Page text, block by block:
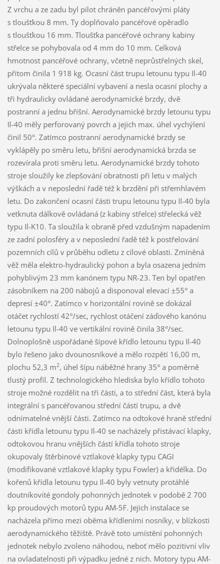
Z vrchu a ze zadu byl pilot chráněn pancéřovými pláty
s tloušťkou 8 mm. Ty doplňovalo pancéřové opěradlo
s tloušťkou 16 mm. Tloušťka pancéřové ochrany kabiny
střelce se pohybovala od 4 mm do 10 mm. Celková
hmotnost pancéřové ochrany, včetně neprůstřelných skel,
přitom činila 1 918 kg. Ocasní část trupu letounu typu Il-40
ukrývala některé speciální vybavení a nesla ocasní plochy a
tři hydraulicky ovládané aerodynamické brzdy, dvě
postranní a jednu břišní. Aerodynamické brzdy letounu typu
Il-40 měly perforovaný povrch a jejich max. úhel vychýlení
činil 50°. Zatímco postranní aerodynamické brzdy se
vyklápěly po směru letu, břišní aerodynamická brzda se
rozevírala proti směru letu. Aerodynamické brzdy tohoto
stroje sloužily ke zlepšování obratnosti při letu v malých
výškách a v neposlední řadě též k brzdění při střemhlavém
letu. Do zakončení ocasní části trupu letounu typu Il-40 byla
vetknuta dálkově ovládaná (z kabiny střelce) střelecká věž
typu Il-K10. Ta sloužila k obraně před vzdušným napadením
ze zadní polosféry a v neposlední řadě též k postřelování
pozemních cílů v průběhu odletu z cílové oblasti. Zmíněná
věž měla elektro-hydraulický pohon a byla osazena jedním
pohyblivým 23 mm kanónem typu NR-23. Ten byl opatřen
zásobníkem na 200 nábojů a disponoval elevací ±55° a
depresí ±40°. Zatímco v horizontální rovině se dokázal
otáčet rychlostí 42°/sec, rychlost otáčení záďového kanónu
letounu typu Il-40 ve vertikální rovině činila 38°/sec.
Dolnoplošně uspořádané šípové křídlo letounu typu Il-40
bylo řešeno jako dvounosníkové a mělo rozpětí 16,00 m,
plochu 52,3 m2, úhel šípu náběžné hrany 35° a poměrně
tlustý profil. Z technologického hlediska bylo křídlo tohoto
stroje možné rozdělit na tři části, a to střední část, která byla
integrální s pancéřovanou střední částí trupu, a dvě
odnímatelné vnější části. Zatímco na odtokové hraně střední
části křídla letounu typu Il-40 se nacházely přistávací klapky,
odtokovou hranu vnějších částí křídla tohoto stroje
okupovaly štěrbinové vztlakové klapky typu CAGI
(modifikované vztlakové klapky typu Fowler) a křidélka. Do
kořenů křídla letounu typu Il-40 byly vetnuty protáhlé
doutníkovité gondoly pohonných jednotek v podobě 2 700
kp proudových motorů typu AM-5F. Jejich instalace se
nacházela přímo mezi oběma křídleními nosníky, v blízkosti
aerodynamického těžiště. Právě toto umístění pohonných
jednotek nebylo zvoleno náhodou, neboť mělo pozitivní vliv
na ovladatelnosti při výpadku jedné z nich. Motory typu AM-